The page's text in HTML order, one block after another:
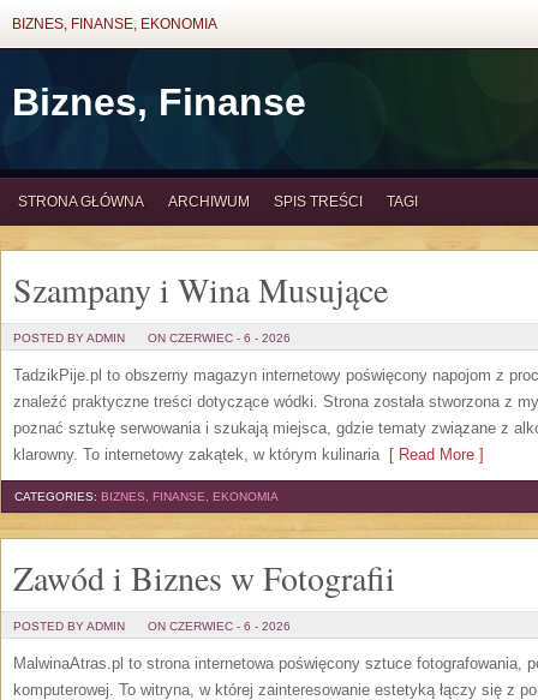
BIZNES, FINANSE, EKONOMIA
Biznes, Finanse
STRONA GŁÓWNA ARCHIWUM SPIS TREŚCI TAGI
Szampany i Wina Musujące
POSTED BY ADMIN ON CZERWIEC - 6 - 2026
TadzikPije.pl to obszerny magazyn internetowy poświęcony napojom z
znaleźć praktyczne treści dotyczące wódki. Strona została stworzona z
poznać sztukę serwowania i szukają miejsca, gdzie tematy związane z
klarowny. To internetowy zakątek, w którym kulinaria[ Read More ]
CATEGORIES: BIZNES, FINANSE, EKONOMIA
Zawód i Biznes w Fotografii
POSTED BY ADMIN ON CZERWIEC - 6 - 2026
MalwinaAtras.pl to strona internetowa poświęcony sztuce fotografowania,
komputerowej. To witryna, w której zainteresowanie estetyką łączy się z